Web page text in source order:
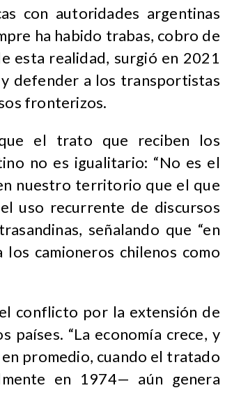
con autoridades argentinas
ha habido trabas, cobro de
esta realidad, surgió en 2021
defender a los transportistas
fronterizos.
el trato que reciben los
no es igualitario: “No es el
nuestro territorio que el que
uso recurrente de discursos
señalando que “en
camioneros chilenos como
conflicto por la extensión de
países. “La economía crece, y
promedio, cuando el tratado
en 1974— aún genera